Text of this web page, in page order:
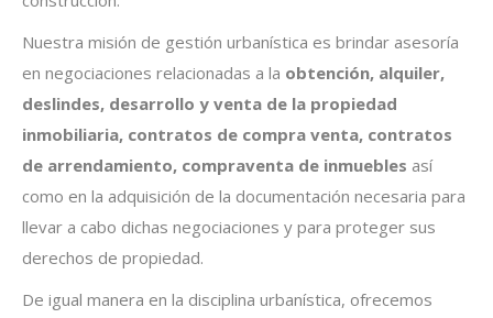
Nuestra misión de gestión urbanística es brindar asesoría
en negociaciones relacionadas a la obtención, alquiler,
deslindes, desarrollo y venta de la propiedad
inmobiliaria, contratos de compra venta, contratos
de arrendamiento, compraventa de inmuebles así
como en la adquisición de la documentación necesaria para
llevar a cabo dichas negociaciones y para proteger sus
derechos de propiedad.
De igual manera en la disciplina urbanística, ofrecemos